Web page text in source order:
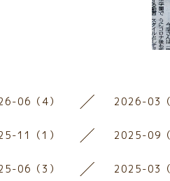
06（4） 2026-03（
11（1） 2025-09（
06（3） 2025-03（